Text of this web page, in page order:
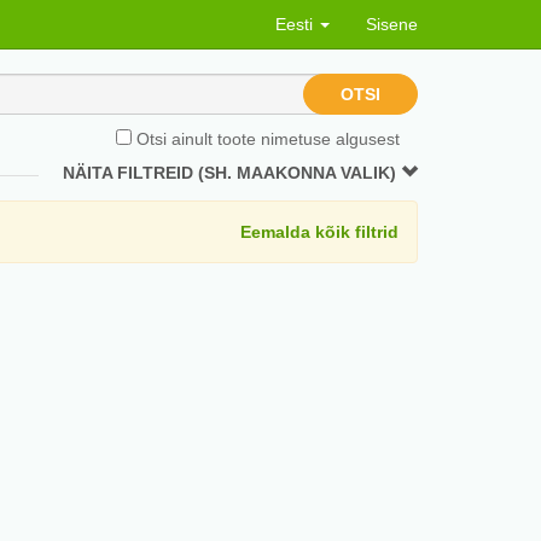
Eesti Sisene
OTSI
Otsi ainult toote nimetuse algusest
NÄITA FILTREID (SH. MAAKONNA VALIK)
Eemalda kõik filtrid